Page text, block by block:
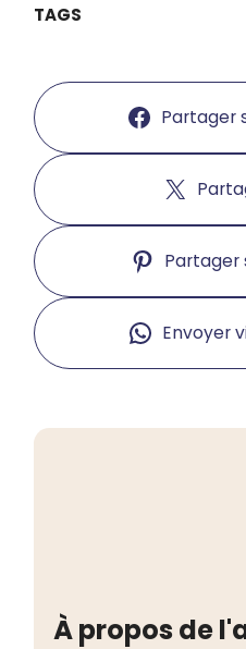
TAGS
Partager
Partager
Envoyer
À propos de